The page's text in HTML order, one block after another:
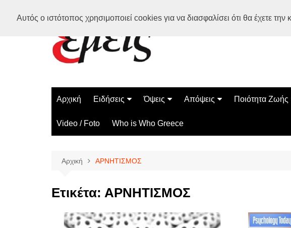
Αυτός ο ιστότοπος χρησιμοποιεί cookies για να διασφαλίσει ότι θα έχετε
Αρχική Ειδήσεις
Ελλάδα
Διεθνή
Όψεις
Διάστημα
Επιστήμη
Περίεργα
Απόψεις
Αρθρογραφία
Ποιότητα Ζωής
Ασκηση
Video / Foto Who is Who Greece
Αρχική ΑΡΝΗΤΙΣΜΟΣ
Ετικέτα: ΑΡΝΗΤΙΣΜΟΣ